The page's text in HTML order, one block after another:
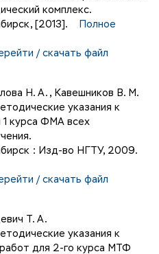
комплекс.
[2013].
Полное
/ скачать файл
Н. А. , Кавешников В. М.
указания к
курса ФМА всех
: Изд-во НГТУ, 2009.
/ скачать файл
Т. А.
указания к
для 2-го курса МТФ